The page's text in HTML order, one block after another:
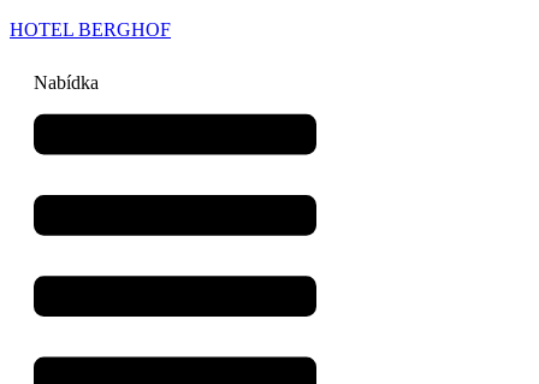
HOTEL BERGHOF
Nabídka